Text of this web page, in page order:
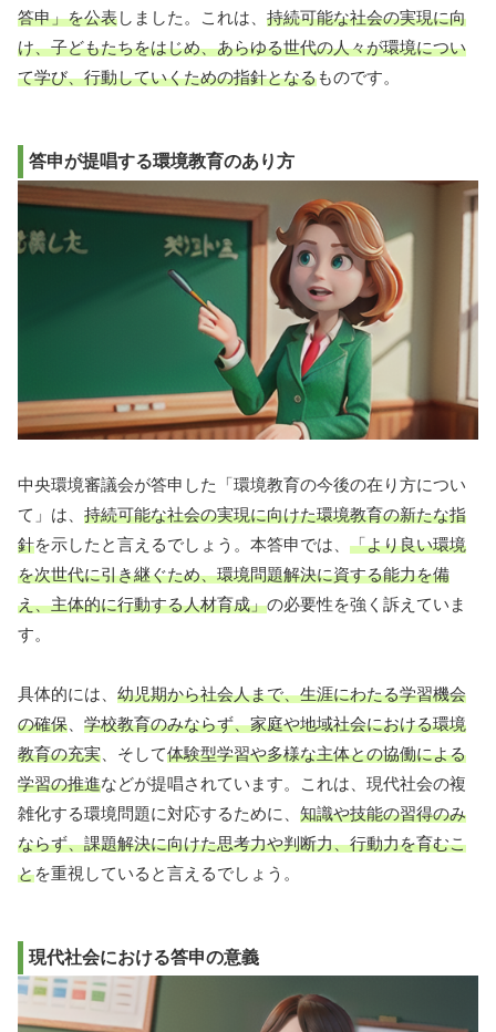
答申」を公表しました。これは、 持続可能な社会の実現に向
け、子どもたちをはじめ、あらゆる世代の人々が環境につい
て学び、行動していくための指針となるものです。
答申が提唱する環境教育のあり方
中央環境審議会が答申した「環境教育の今後の在り方につい
て」は、 持続可能な社会の実現に向けた環境教育の新たな指
針を示したと言えるでしょう。本答申では、 「より良い環境
を次世代に引き継ぐため、環境問題解決に資する能力を備
え、主体的に行動する人材育成」の必要性を強く訴えていま
す。
具体的には、 幼児期から社会人まで、生涯にわたる学習機会
の確保
学校教育のみならず、家庭や地域社会における環境
教育の充実 、そして体験型学習や多様な主体との協働による
学習の推進などが提唱されています。これは、現代社会の複
雑化する環境問題に対応するために、 知識や技能の習得のみ
ならず、課題解決に向けた思考力や判断力、行動力を育むこ
とを重視していると言えるでしょう。
現代社会における答申の意義